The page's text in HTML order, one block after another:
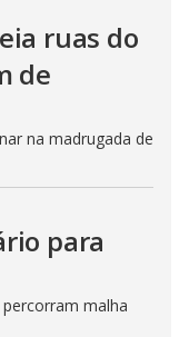
ruas do
de
na madrugada de
para
malha